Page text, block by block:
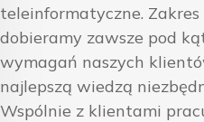
teleinformatyczne.
dobieramy zawsze pod
wymagań naszych
najlepszą wiedzą
Wspólnie z klientami